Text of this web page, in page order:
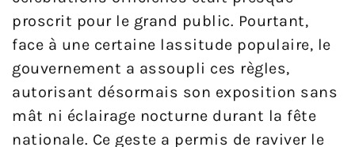
proscrit pour le grand public. Pourtant,
face à une certaine lassitude populaire, le
gouvernement a assoupli ces règles,
autorisant désormais son exposition sans
mât ni éclairage nocturne durant la fête
nationale. Ce geste a permis de raviver le